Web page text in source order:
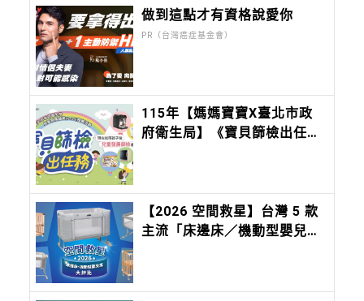
做到這點才有資格說愛你
PR（台灣癌症基金會）
115年【媽媽寶寶X臺北市政
府衛生局】《寶貝篩檢出任
【2026 空間救星】台灣 5 款
主流「床邊床／機動型嬰兒
方